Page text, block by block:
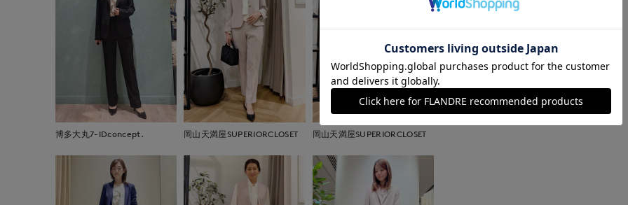
博多大丸7-IDconcept. 岡山天満屋SUPERIORCLOSET 岡山天満屋SUPERIORCLOSET
■取扱い方法
取り扱いについて